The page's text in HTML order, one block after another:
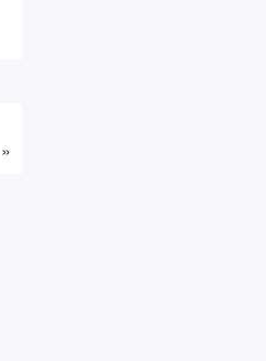
»